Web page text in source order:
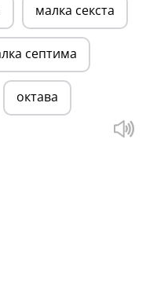
малка секста
септима
октава